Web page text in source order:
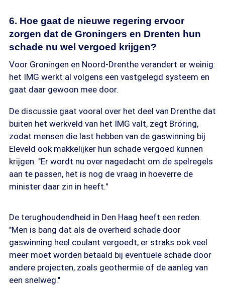
6. Hoe gaat de nieuwe regering ervoor
zorgen dat de Groningers en Drenten hun
schade nu wel vergoed krijgen?
Voor Groningen en Noord-Drenthe verandert er weinig:
het IMG werkt al volgens een vastgelegd systeem en
gaat daar gewoon mee door.
De discussie gaat vooral over het deel van Drenthe dat
buiten het werkveld van het IMG valt, zegt Bröring,
zodat mensen die last hebben van de gaswinning bij
Eleveld ook makkelijker hun schade vergoed kunnen
krijgen. "Er wordt nu over nagedacht om de spelregels
aan te passen, het is nog de vraag in hoeverre de
minister daar zin in heeft."
De terughoudendheid in Den Haag heeft een reden.
"Men is bang dat als de overheid schade door
gaswinning heel coulant vergoedt, er straks ook veel
meer moet worden betaald bij eventuele schade door
andere projecten, zoals geothermie of de aanleg van
een snelweg."